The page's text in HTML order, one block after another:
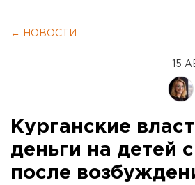
← НОВОСТИ
15
Курганские
деньги на детей
после